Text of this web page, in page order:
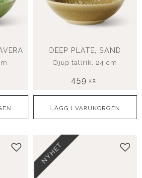
DEEP PLATE, SAND
Djup tallrik, 24 cm
459 KR
Lägg till i favoriter
NYHET